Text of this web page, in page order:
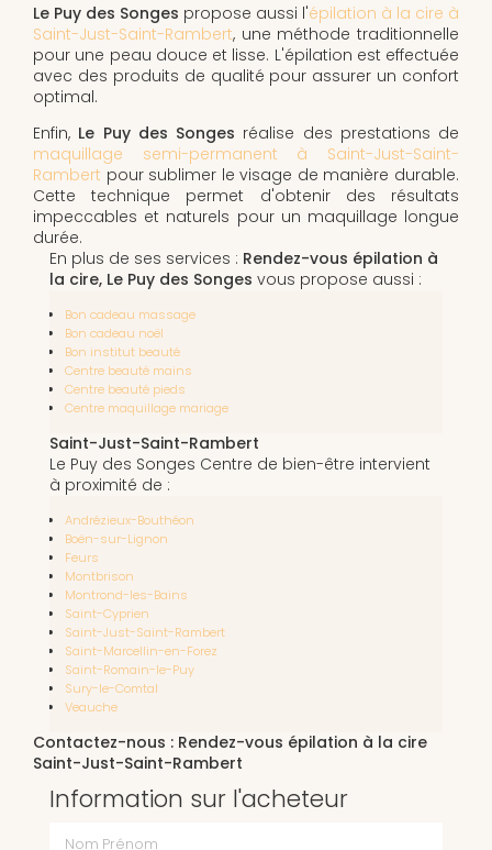
Le Puy des Songes propose aussi l'épilation à la cire à
Saint-Just-Saint-Rambert, une méthode traditionnelle
pour une peau douce et lisse. L'épilation est effectuée
avec des produits de qualité pour assurer un confort
optimal.
Enfin, Le Puy des Songes réalise des prestations de
maquillage semi-permanent à Saint-Just-Saint-
Rambert pour sublimer le visage de manière durable.
Cette technique permet d'obtenir des résultats
impeccables et naturels pour un maquillage longue
durée.
En plus de ses services : Rendez-vous épilation à
la cire, Le Puy des Songes vous propose aussi :
Bon cadeau massage
Bon cadeau noël
Bon institut beauté
Centre beauté mains
Centre beauté pieds
Centre maquillage mariage
Saint-Just-Saint-Rambert
Le Puy des Songes Centre de bien-être intervient
à proximité de :
Andrézieux-Bouthéon
Boën-sur-Lignon
Feurs
Montbrison
Montrond-les-Bains
Saint-Cyprien
Saint-Just-Saint-Rambert
Saint-Marcellin-en-Forez
Saint-Romain-le-Puy
Sury-le-Comtal
Veauche
Contactez-nous : Rendez-vous épilation à la cire
Saint-Just-Saint-Rambert
Information sur l'acheteur